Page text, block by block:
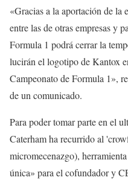
«Gracias a la aportación de la
entre las de otras empresas y
Formula 1 podrá cerrar la
lucirán el logotipo de Kantox
Campeonato de Formula 1»,
de un comunicado.
Para poder tomar parte en el
Caterham ha recurrido al
micromecenazgo),
única» para el cofundador y